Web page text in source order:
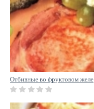
Отбивные во фруктовом желе